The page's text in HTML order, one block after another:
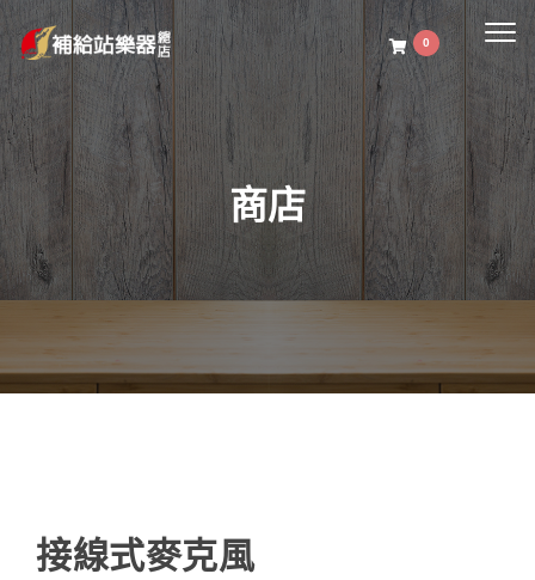
0
商店
接線式麥克風